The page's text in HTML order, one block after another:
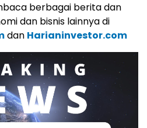
berbagai berita dan
dan bisnis lainnya di
dan Harianinvestor.com